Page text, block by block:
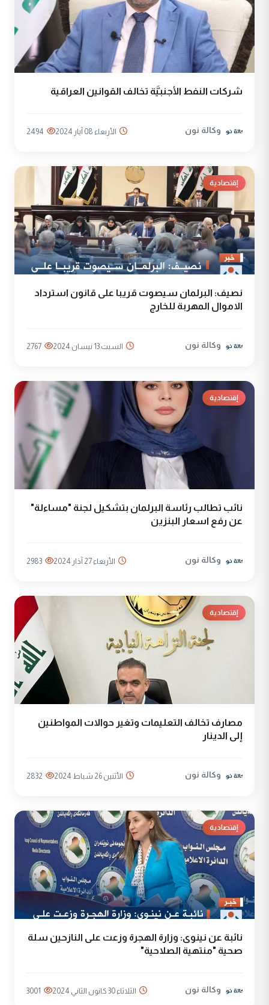
شركات النفط الأجنبيَّة تخالف القوانين العراقية
وكالة نون الأربعاء 08 آيار 2024 2494
إقتصادية
نصيف: البرلمان سيصوت قريبا على قانون استرداد
الاموال المهربة للخارج
وكالة نون السبت 13 نيسان 2024 2767
إقتصادية
نائب تطالب رئاسة البرلمان بتشكيل لجنة "مساءلة"
عن رفع اسعار البنزين
وكالة نون الأربعاء 27 آذار 2024 2983
إقتصادية
مصارف تخالف التعليمات وتغير حوالات المواطنين
إلى الدينار
وكالة نون الأثنين 26 شباط 2024 2832
إقتصادية
نائبة عن نينوى: وزارة الهجرة وزعت على النازحين سلة
صحية "منتهية الصلاحية"
وكالة نون الثلاثاء 30 كانون الثاني 2024 3001